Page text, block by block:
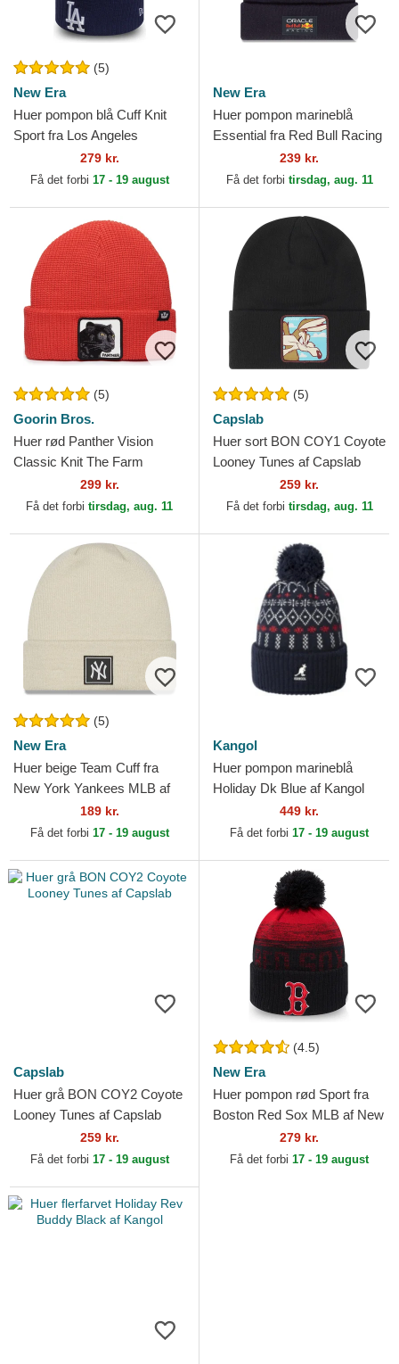
(5)
New Era
Huer pompon blå Cuff Knit
Sport fra Los Angeles
Dodgers MLB af New Era
279 kr.
Få det forbi 17 - 19 august
New Era
Huer pompon marineblå
Essential fra Red Bull Racing
Formula 1 af New Era
239 kr.
Få det forbi tirsdag, aug. 11
(5)
Goorin Bros.
Huer rød Panther Vision
Classic Knit The Farm
Goorin Bros.299 kr.
Få det forbi tirsdag, aug. 11
(5)
Capslab
Huer sort BON COY1 Coyote
Looney Tunes af Capslab
259 kr.
Få det forbi tirsdag, aug. 11
(5)
New Era
Huer beige Team Cuff fra
New York Yankees MLB af
189 kr.
Få det forbi 17 - 19 august
Kangol
Huer pompon marineblå
Holiday Dk Blue af Kangol
449 kr.
Få det forbi 17 - 19 august
Capslab
Huer grå BON COY2 Coyote
Looney Tunes af Capslab
259 kr.
Få det forbi 17 - 19 august
(4.5)
New Era
Huer pompon rød Sport fra
Boston Red Sox MLB af New
279 kr.
Få det forbi 17 - 19 august